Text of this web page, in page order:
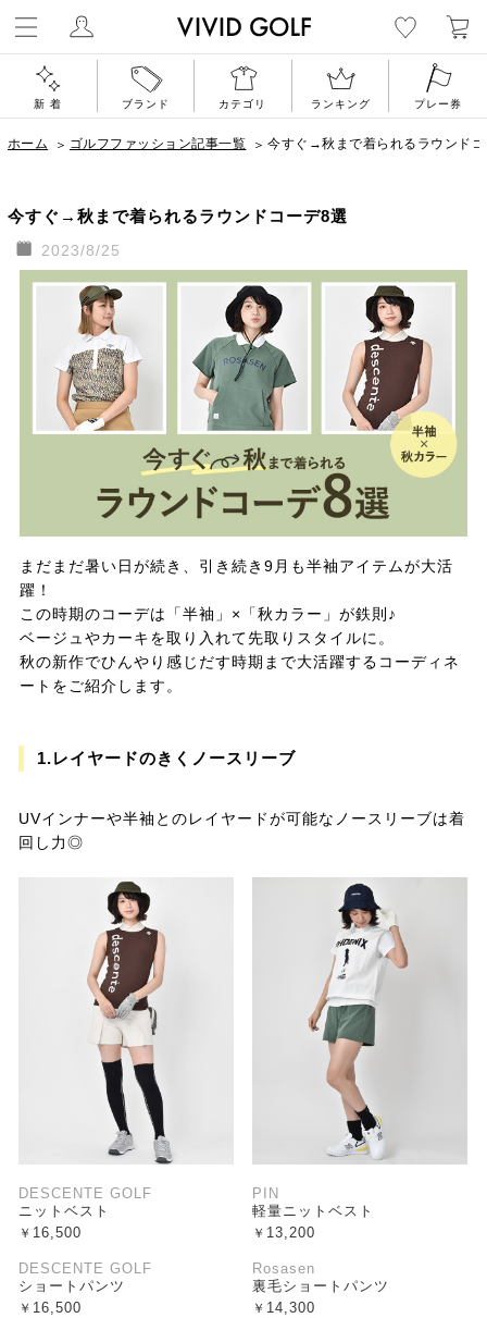
ゴルフウェア通
新 着 ブランド カテゴリ ランキング プレー券
ホーム ゴルフファッション記事一覧 今すぐ→秋まで着られるラウンド
今すぐ→秋まで着られるラウンドコーデ8選
2023/8/25
まだまだ暑い日が続き、引き続き9月も半袖アイテムが大活
躍！
この時期のコーデは「半袖」×「秋カラー」が鉄則♪
ベージュやカーキを取り入れて先取りスタイルに。
秋の新作でひんやり感じだす時期まで大活躍するコーディネ
ートをご紹介します。
1.レイヤードのきくノースリーブ
UVインナーや半袖とのレイヤードが可能なノースリーブは着
回し力◎
DESCENTE GOLF
ニットベスト
16,500
DESCENTE GOLF
ショートパンツ
16,500
PIN
軽量ニットベスト
13,200
Rosasen
裏毛ショートパンツ
14,300